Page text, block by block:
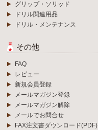
グリップ・ソリッド
ドリル関連用品
ドリル・メンテナンス
その他
FAQ
レビュー
新規会員登録
メールマガジン登録
メールマガジン解除
メールでお問合せ
FAX注文書ダウンロード(PDF)